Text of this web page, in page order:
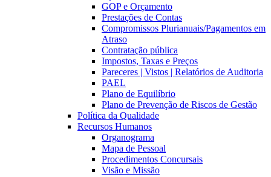
GOP e Orçamento
Prestações de Contas
Compromissos Plurianuais/Pagamentos em
Atraso
Contratação pública
Impostos, Taxas e Preços
Pareceres | Vistos | Relatórios de Auditoria
PAEL
Plano de Equilíbrio
Plano de Prevenção de Riscos de Gestão
Política da Qualidade
Recursos Humanos
Organograma
Mapa de Pessoal
Procedimentos Concursais
Visão e Missão